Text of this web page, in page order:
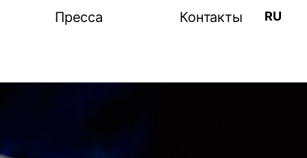
Пресса
Фото-видео
Контакты RU